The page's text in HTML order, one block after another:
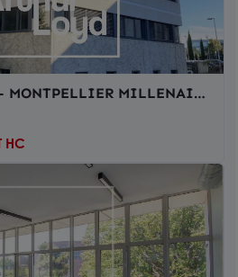
MONTPELLIER MILLENAIRE
TRAMWAY
HC